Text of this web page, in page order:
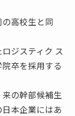
高校生と同
ジスティク ス
卒を採用する
の幹部候補生
本企業にはあ